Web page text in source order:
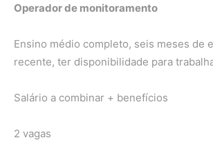
Operador de monitoramento
Ensino médio completo, seis meses de
recente, ter disponibilidade para
Salário a combinar + benefícios
2 vagas